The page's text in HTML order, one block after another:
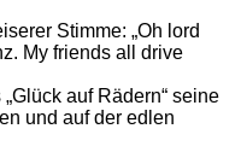
Stimme: „Oh lord
My friends all drive
auf Rädern“ seine
und auf der edlen